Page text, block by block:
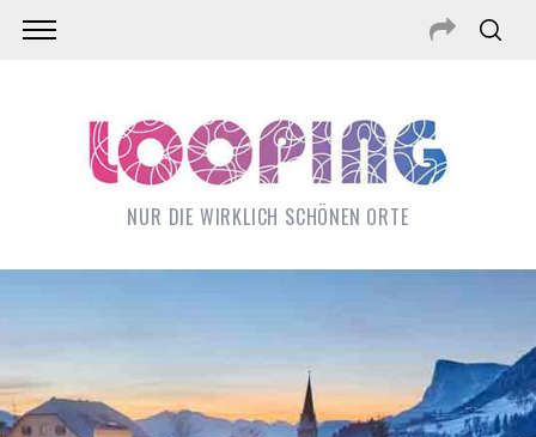
NUR DIE WIRKLICH SCHÖNEN ORTE